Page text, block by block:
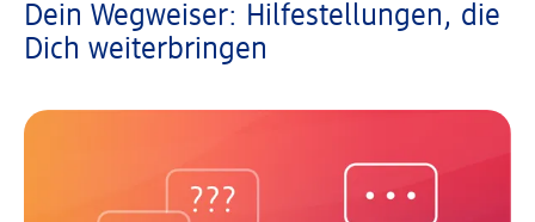
Dein Wegweiser: Hilfestellungen, die
Dich weiterbringen